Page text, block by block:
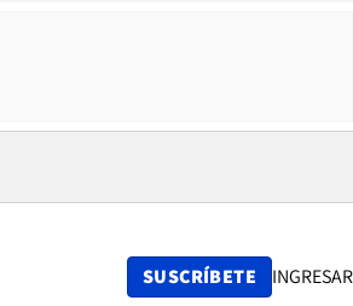
SUSCRÍBETE INGRESAR